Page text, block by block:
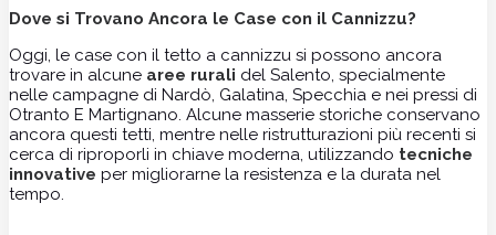
Dove si Trovano Ancora le Case con il Cannizzu?
Oggi, le case con il tetto a cannizzu si possono ancora
trovare in alcune aree rurali del Salento, specialmente
nelle campagne di Nardò, Galatina, Specchia e nei pressi di
Otranto E Martignano. Alcune masserie storiche conservano
ancora questi tetti, mentre nelle ristrutturazioni più recenti si
cerca di riproporli in chiave moderna, utilizzando tecniche
innovative per migliorarne la resistenza e la durata nel
tempo.